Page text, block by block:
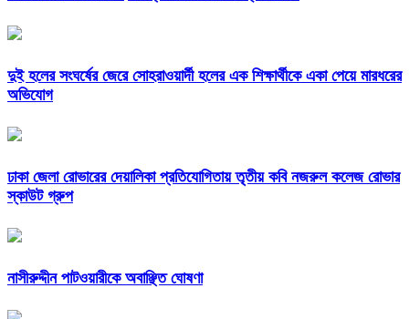
দুই হলের সংঘর্ষের জেরে সোহরাওয়ার্দী হলের এক শিক্ষার্থীকে একা পেয়ে মারধরের
অভিযোগ
ঢাকা জেলা রোভারের দেয়ালিকা প্রতিযোগিতায় তৃতীয় কবি নজরুল কলেজ রোভার
স্কাউট গ্রুপ
নাসীরুদ্দীন পাটওয়ারীকে অবাঞ্ছিত ঘোষণা